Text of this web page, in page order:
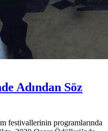
Adından Söz
festivallerinin programlarında